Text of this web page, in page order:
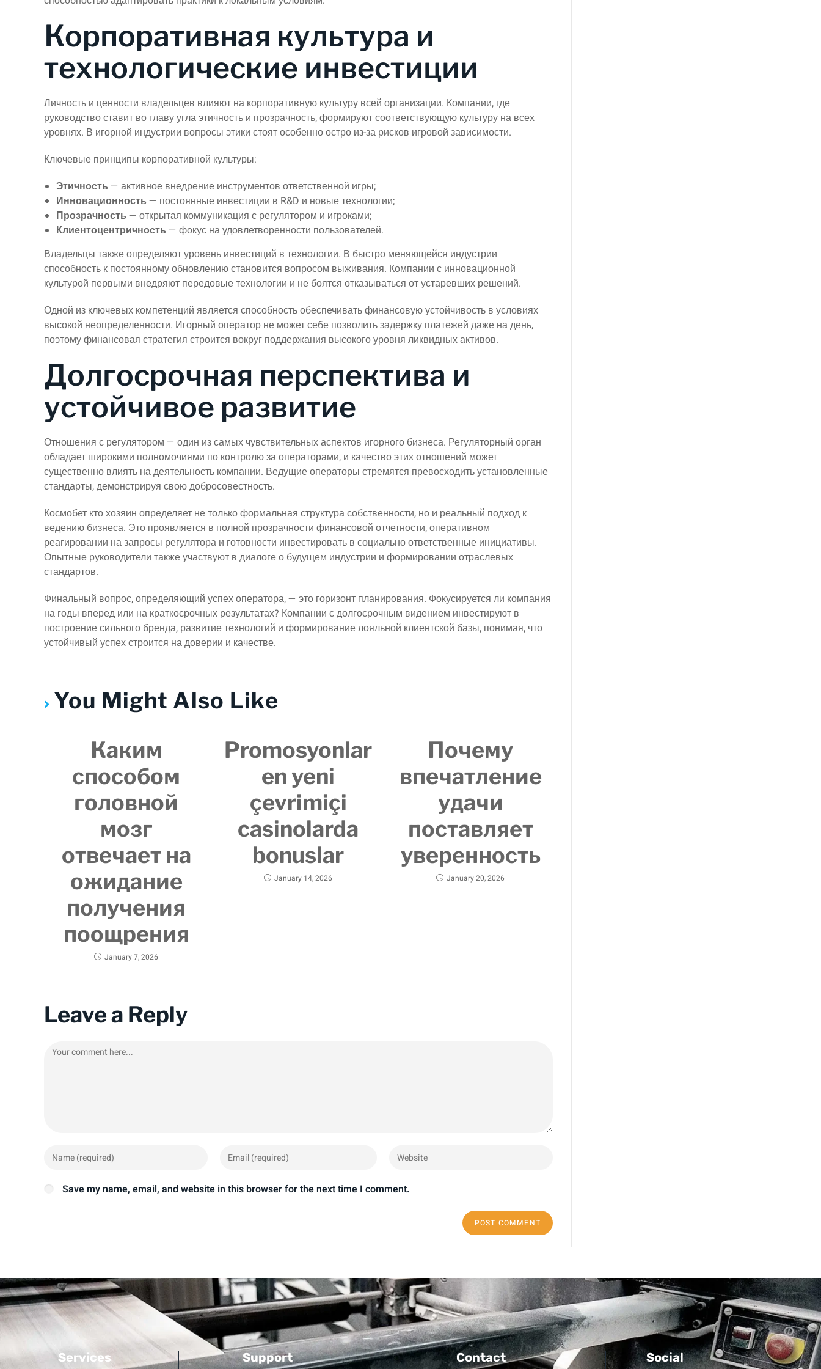
Корпоративная культура и
технологические инвестиции
Личность и ценности владельцев влияют на корпоративную культуру всей организации. Компании, где
руководство ставит во главу угла этичность и прозрачность, формируют соответствующую культуру на всех
уровнях. В игорной индустрии вопросы этики стоят особенно остро из-за рисков игровой зависимости.
Ключевые принципы корпоративной культуры:
Этичность — активное внедрение инструментов ответственной игры;
Инновационность — постоянные инвестиции в R&D и новые технологии;
Прозрачность — открытая коммуникация с регулятором и игроками;
Клиентоцентричность — фокус на удовлетворенности пользователей.
Владельцы также определяют уровень инвестиций в технологии. В быстро меняющейся индустрии
способность к постоянному обновлению становится вопросом выживания. Компании с инновационной
культурой первыми внедряют передовые технологии и не боятся отказываться от устаревших решений.
Одной из ключевых компетенций является способность обеспечивать финансовую устойчивость в условиях
высокой неопределенности. Игорный оператор не может себе позволить задержку платежей даже на день,
поэтому финансовая стратегия строится вокруг поддержания высокого уровня ликвидных активов.
Долгосрочная перспектива и
устойчивое развитие
Отношения с регулятором — один из самых чувствительных аспектов игорного бизнеса. Регуляторный орган
обладает широкими полномочиями по контролю за операторами, и качество этих отношений может
существенно влиять на деятельность компании. Ведущие операторы стремятся превосходить установленные
стандарты, демонстрируя свою добросовестность.
Космобет кто хозяин определяет не только формальная структура собственности, но и реальный подход к
ведению бизнеса. Это проявляется в полной прозрачности финансовой отчетности, оперативном
реагировании на запросы регулятора и готовности инвестировать в социально ответственные инициативы.
Опытные руководители также участвуют в диалоге о будущем индустрии и формировании отраслевых
стандартов.
Финальный вопрос, определяющий успех оператора, — это горизонт планирования. Фокусируется ли компания
на годы вперед или на краткосрочных результатах? Компании с долгосрочным видением инвестируют в
построение сильного бренда, развитие технологий и формирование лояльной клиентской базы, понимая, что
устойчивый успех строится на доверии и качестве.
You Might Also Like
Каким
способом
головной
мозг
отвечает на
ожидание
получения
поощрения
January 7, 2026
Promosyonlar
en yeni
çevrimiçi
casinolarda
bonuslar
January 14, 2026
Почему
впечатление
удачи
поставляет
уверенность
January 20, 2026
Leave a Reply
Save my name, email, and website in this browser for the next time I comment.
Services Support Contact Social